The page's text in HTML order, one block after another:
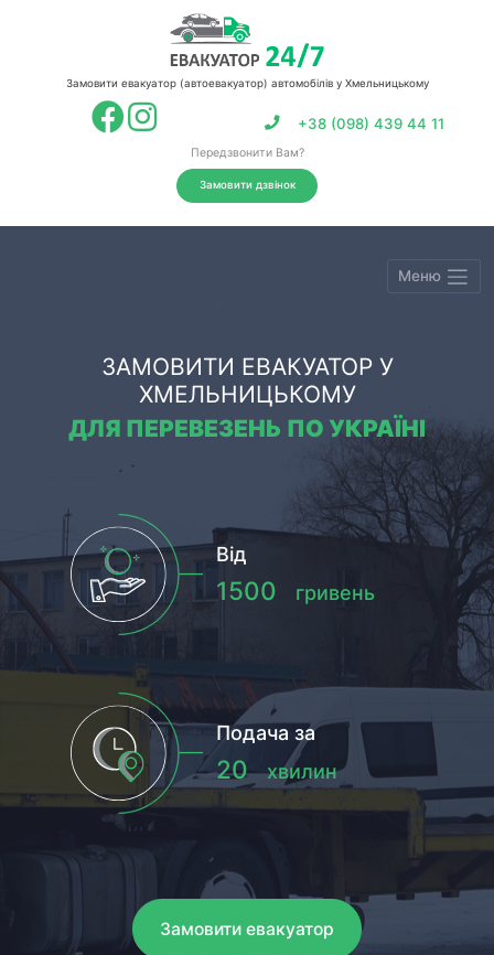
Замовити евакуатор (автоевакуатор) автомобілів у Хмельницькому
+38 (098) 439 44 11
Передзвонити Вам?
Замовити дзвінок
Меню
ЗАМОВИТИ ЕВАКУАТОР У
ХМЕЛЬНИЦЬКОМУ
ДЛЯ ПЕРЕВЕЗЕНЬ ПО УКРАЇНІ
Від
1500 гривень
Подача за
20 хвилин
Замовити евакуатор